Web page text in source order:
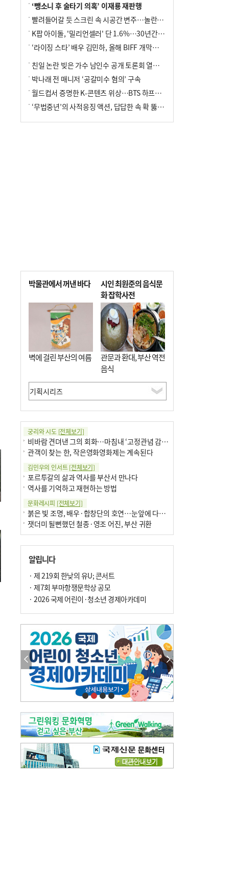
‘뺑소니 후 술타기 의혹’ 이재룡 재판행
빨려들어갈 듯 스크린 속 시공간 변주…놀란의 메시지는 ‘전쟁 속죄’
K팝 아이돌, '밀리언셀러' 단 1.6%…30년간 등장 1182개팀 전수조사
‘라이징 스타’ 배우 김민하, 올해 BIFF 개막식 사회자 확정
친일 논란 빚은 가수 남인수 공개 토론회 열린다.
박나래 전 매니저 ‘공갈미수 혐의’ 구속
월드컵서 증명한 K-콘텐츠 위상…BTS 하프타임쇼·정호연 트로피 세리머니
‘무법중년’의 사적응징 액션, 답답한 속 확 뚫어주네
박물관에서 꺼낸 바다
벽에 걸린 부산의 여름
시인 최원준의 음식문
화 잡학사전
관문과 환대, 부산 역전
음식
궁리와 시도 [전체보기]
비바람 견뎌낸 그의 회화…마침내 ‘고정관념 감옥’서 해방
관객이 찾는 한, 작은영화영화제는 계속된다
김민우의 인서트[전체보기]
포르투갈의 삶과 역사를 부산서 만나다
역사를 기억하고 재현하는 방법
문화레시피 [전체보기]
붉은 빛 조명, 배우·합창단의 호연…눈앞에 다가온 부산오페라하우스
잿더미 될뻔했던 철종·영조 어진, 부산 귀환
현실의 고통, 은유의 詩로 담다 外
달구비·여우비…다양한 비 이름 外
박현주의 책 이야기[전체보기]
세계유산 ‘한국의 갯벌’ 얼마나 알고 있나요
문재필-여름_저녁무렵의호수
이 한편의 시조[전체보기]
참선 /오기환
고향 /김진규
주말 영화 박스오피스[전체보기]
‘스파이더맨’ 개봉 5일 만에 300만 돌풍…박스오피스·예매율 동시 1위
‘호프’ 개봉 11일 만에 관객 300만…‘스파이더맨’ 예매율 68.8% 1위
오늘의 운세- [전체보기]
오늘의 운세- 2026년 8월 6일 (음 6월 24일)
오늘의 운세- 2026년 8월 5일 (음 6월 23일)
조해훈의 고전 속 이 문장 [전체보기]
입추 지났는데도 덥다며 신유안에게 보낸 박규수의 편지
알립니다
· 제 219회 한낮의 유U; 콘서트
· 제7회 부마항쟁문학상 공모
· 2026 국제 어린이·청소년 경제아카데미